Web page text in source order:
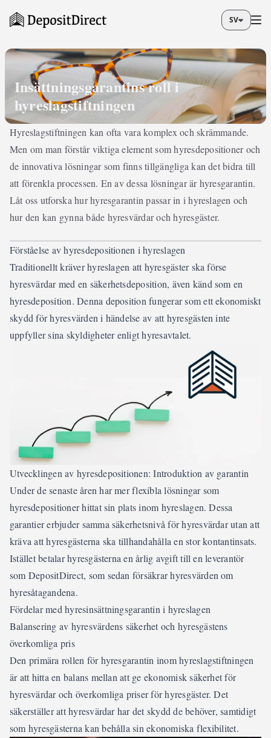
SV
Insättningsgarantins roll i
hyreslagstiftningen
Hyreslagstiftningen kan ofta vara komplex och skrämmande.
Men om man förstår viktiga element som hyresdepositioner och
de innovativa lösningar som finns tillgängliga kan det bidra till
att förenkla processen. En av dessa lösningar är hyresgarantin.
Låt oss utforska hur hyresgarantin passar in i hyreslagen och
hur den kan gynna både hyresvärdar och hyresgäster.
Förståelse av hyresdepositionen i hyreslagen
Traditionellt kräver hyreslagen att hyresgäster ska förse
hyresvärdar med en säkerhetsdeposition, även känd som en
hyresdeposition. Denna deposition fungerar som ett ekonomiskt
skydd för hyresvärden i händelse av att hyresgästen inte
uppfyller sina skyldigheter enligt hyresavtalet.
Utvecklingen av hyresdepositionen: Introduktion av garantin
Under de senaste åren har mer flexibla lösningar som
hyresdepositioner hittat sin plats inom hyreslagen. Dessa
garantier erbjuder samma säkerhetsnivå för hyresvärdar utan att
kräva att hyresgästerna ska tillhandahålla en stor kontantinsats.
Istället betalar hyresgästerna en årlig avgift till en leverantör
som DepositDirect, som sedan försäkrar hyresvärden om
hyresåtagandena.
Fördelar med hyresinsättningsgarantin i hyreslagen
Balansering av hyresvärdens säkerhet och hyresgästens
överkomliga pris
Den primära rollen för hyresgarantin inom hyreslagstiftningen
är att hitta en balans mellan att ge ekonomisk säkerhet för
hyresvärdar och överkomliga priser för hyresgäster. Det
säkerställer att hyresvärdar har det skydd de behöver, samtidigt
som hyresgästerna kan behålla sin ekonomiska flexibilitet.